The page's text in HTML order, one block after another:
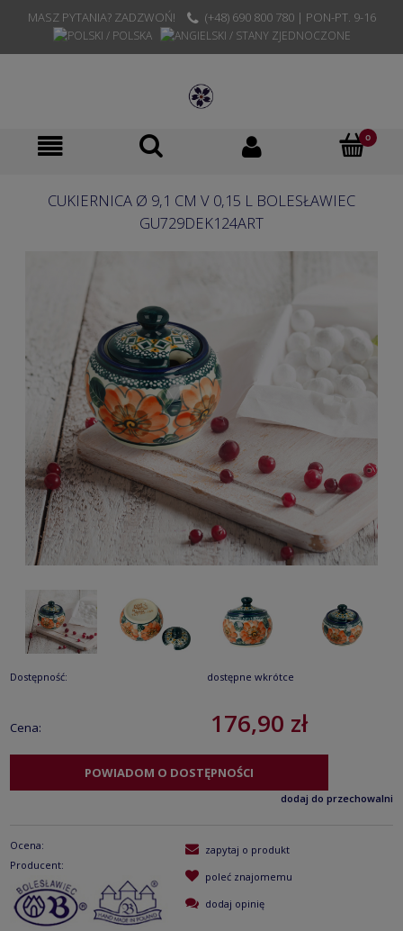
MASZ PYTANIA? ZADZWOŃ! (+48) 690 800 780 | PON-PT. 9-16
CUKIERNICA Ø 9,1 CM V 0,15 L BOLESŁAWIEC
GU729DEK124ART
Dostępność: dostępne wkrótce
Cena: 176,90 zł
POWIADOM O DOSTĘPNOŚCI
dodaj do przechowalni
Ocena:
Producent:
zapytaj o produkt
poleć znajomemu
dodaj opinię